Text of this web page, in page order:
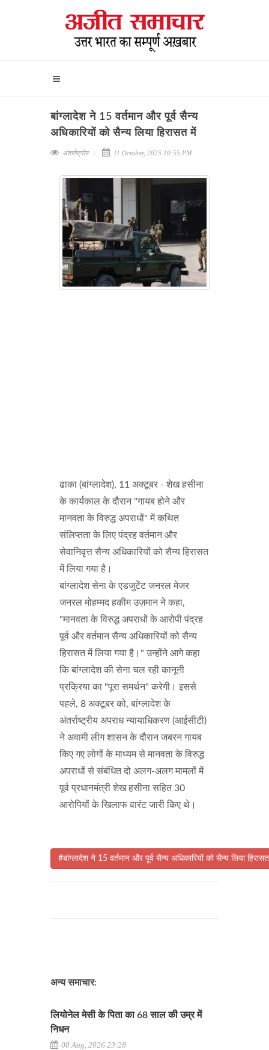
बांग्लादेश ने 15 वर्तमान और पूर्व सैन्य
अधिकारियों को सैन्य लिया हिरासत में
अंतर्राष्ट्रीय 11 October, 2025 10:55 PM
ढाका (बांग्लादेश), 11 अक्टूबर - शेख हसीना
के कार्यकाल के दौरान "गायब होने और
मानवता के विरुद्ध अपराधों" में कथित
संलिप्तता के लिए पंद्रह वर्तमान और
सेवानिवृत्त सैन्य अधिकारियों को सैन्य हिरासत
में लिया गया है।
बांग्लादेश सेना के एडजुटेंट जनरल मेजर
जनरल मोहम्मद हकीम उज़मान ने कहा,
"मानवता के विरुद्ध अपराधों के आरोपी पंद्रह
पूर्व और वर्तमान सैन्य अधिकारियों को सैन्य
हिरासत में लिया गया है।" उन्होंने आगे कहा
कि बांग्लादेश की सेना चल रही कानूनी
प्रक्रिया का "पूरा समर्थन" करेगी। इससे
पहले, 8 अक्टूबर को, बांग्लादेश के
अंतर्राष्ट्रीय अपराध न्यायाधिकरण (आईसीटी)
ने अवामी लीग शासन के दौरान जबरन गायब
किए गए लोगों के माध्यम से मानवता के विरुद्ध
अपराधों से संबंधित दो अलग-अलग मामलों में
पूर्व प्रधानमंत्री शेख हसीना सहित 30
आरोपियों के खिलाफ वारंट जारी किए थे।
#बांग्लादेश ने 15 वर्तमान और पूर्व सैन्य अधिकारियों को सैन्य लिया
अन्य समाचार:
लियोनेल मेसी के पिता का 68 साल की उम्र में
निधन
08 Aug, 2026 23:28